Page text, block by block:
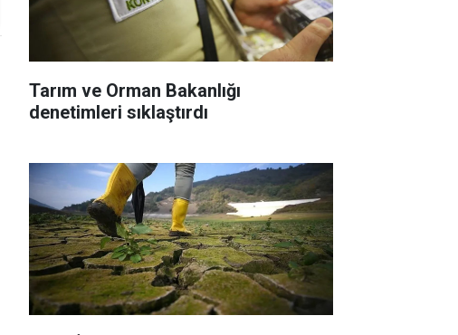
Tarım ve Orman Bakanlığı
denetimleri sıklaştırdı